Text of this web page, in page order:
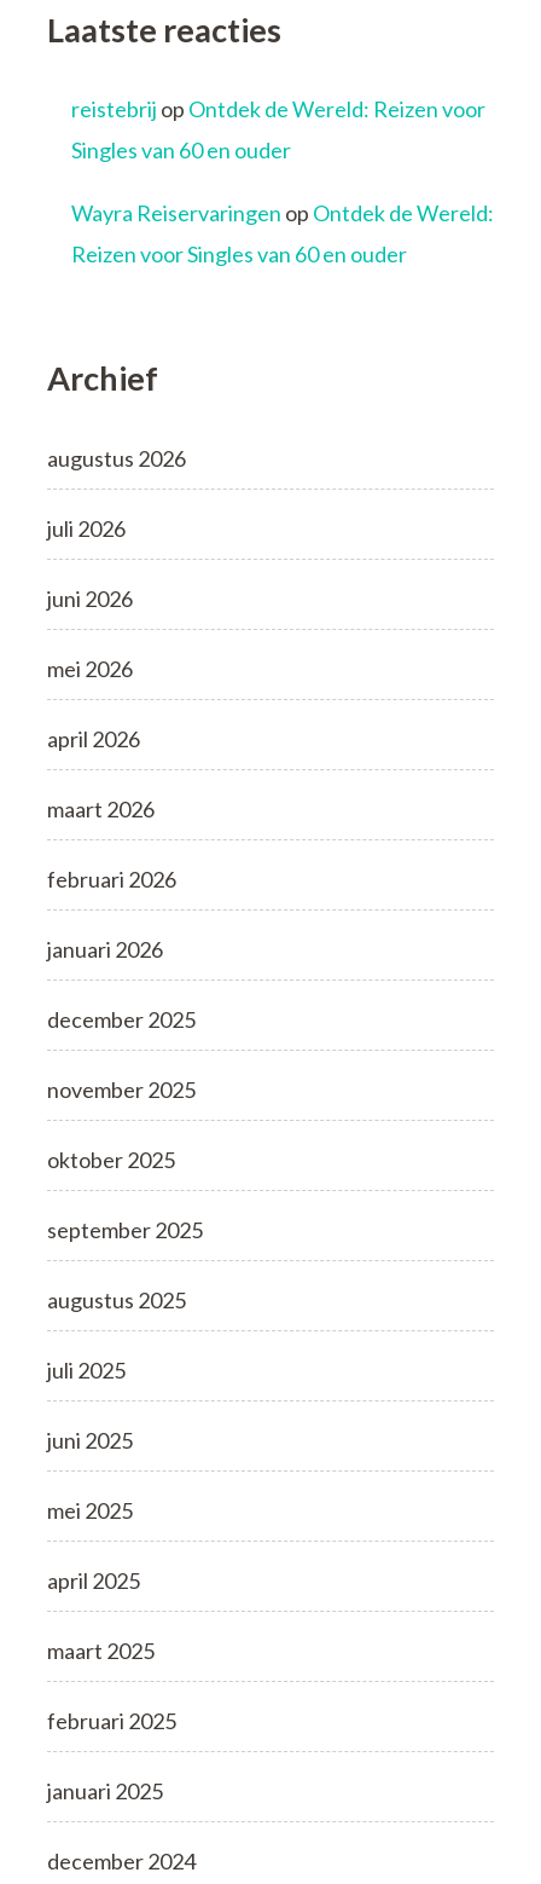
Laatste reacties
reistebrij op Ontdek de Wereld: Reizen voor
Singles van 60 en ouder
Wayra Reiservaringen op Ontdek de Wereld:
Reizen voor Singles van 60 en ouder
Archief
augustus 2026
juli 2026
juni 2026
mei 2026
april 2026
maart 2026
februari 2026
januari 2026
december 2025
november 2025
oktober 2025
september 2025
augustus 2025
juli 2025
juni 2025
mei 2025
april 2025
maart 2025
februari 2025
januari 2025
december 2024